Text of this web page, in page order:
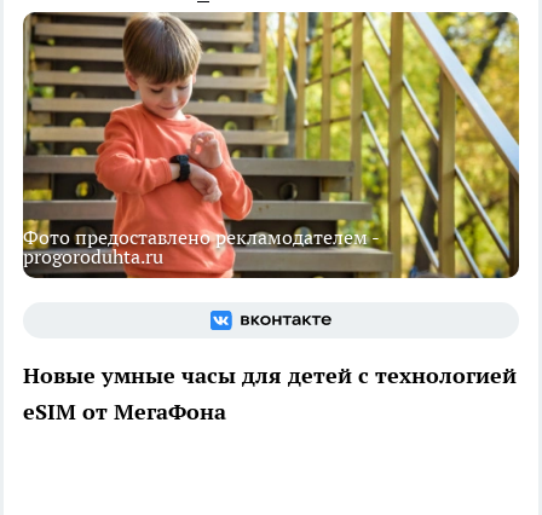
Фото предоставлено рекламодателем -
progoroduhta.ru
Новые умные часы для детей с технологией
eSIM от МегаФона